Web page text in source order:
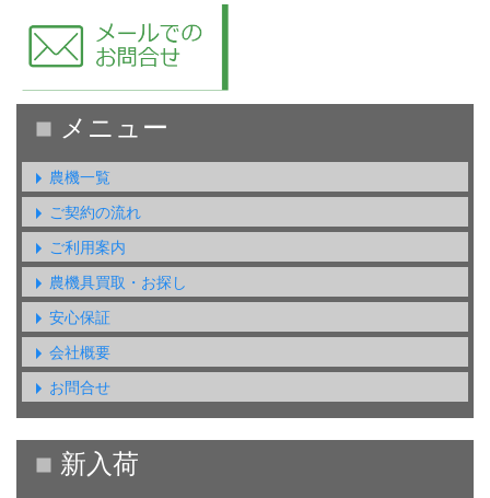
農機一覧
ご契約の流れ
ご利用案内
農機具買取・お探し
安心保証
会社概要
お問合せ